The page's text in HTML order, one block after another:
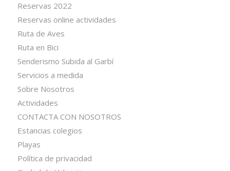
Reservas 2022
Reservas online actividades
Ruta de Aves
Ruta en Bici
Senderismo Subida al Garbí
Servicios a medida
Sobre Nosotros
Actividades
CONTACTA CON NOSOTROS
Estancias colegios
Playas
Política de privacidad